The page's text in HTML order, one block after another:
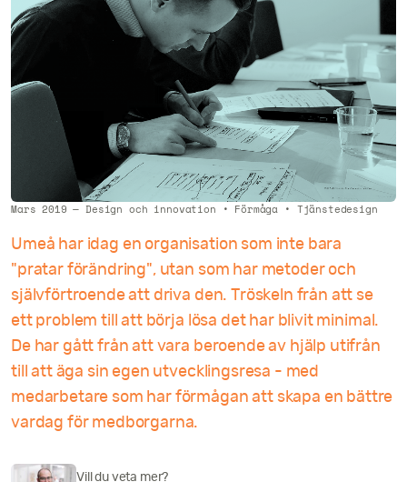
Kontakt
Mars 2019 —Design och innovation • Förmåga • Tjänstedesign
Umeå har idag en organisation som inte bara
"pratar förändring", utan som har metoder och
självförtroende att driva den. Tröskeln från att se
ett problem till att börja lösa det har blivit minimal.
De har gått från att vara beroende av hjälp utifrån
till att äga sin egen utvecklingsresa - med
medarbetare som har förmågan att skapa en bättre
vardag för medborgarna.
Vill du veta mer?